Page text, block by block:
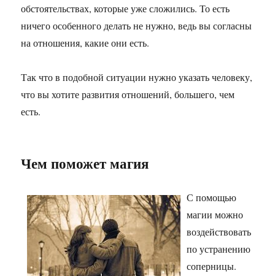
обстоятельствах, которые уже сложились. То есть
ничего особенного делать не нужно, ведь вы согласны
на отношения, какие они есть.
Так что в подобной ситуации нужно указать человеку,
что вы хотите развития отношений, большего, чем
есть.
Чем поможет магия
С помощью
магии можно
воздействовать
по устранению
соперницы.